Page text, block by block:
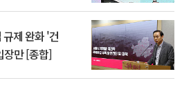
제 완화 '건
만 [종합]